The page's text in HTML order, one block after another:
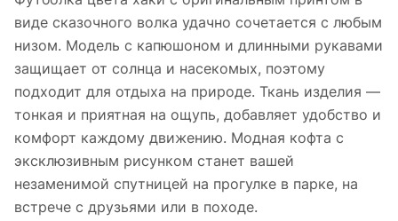
виде сказочного волка удачно сочетается с любым
низом. Модель с капюшоном и длинными рукавами
защищает от солнца и насекомых, поэтому
подходит для отдыха на природе. Ткань изделия —
тонкая и приятная на ощупь, добавляет удобство и
комфорт каждому движению. Модная кофта с
эксклюзивным рисунком станет вашей
незаменимой спутницей на прогулке в парке, на
встрече с друзьями или в походе.